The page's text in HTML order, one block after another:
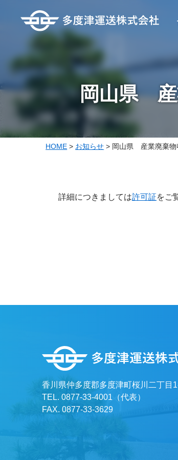
岡山県 産
HOME > お知らせ > 岡山県 産業廃棄物
詳細につきましては許可証をご
香川県仲多度郡多度津町桜川二丁目
TEL. 0877-33-4001（代表）
FAX. 0877-33-3629